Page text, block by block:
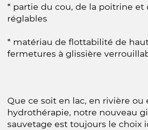
* partie du cou, de la poitrine et
réglables
* matériau de flottabilité de
fermetures à glissière
Que ce soit en lac, en rivière ou
hydrothérapie, notre nouveau
sauvetage est toujours le choix